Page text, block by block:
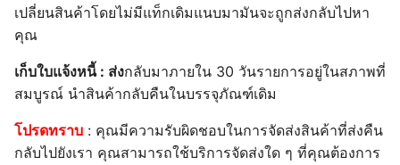
เปลี่ยนสินค้าโดยไม่มีแท็กเดิมแนบมามันจะถูกส่งกลับไปหา
คุณ
เก็บใบแจ้งหนี้ : ส่งกลับมาภายใน 30 วันรายการอยู่ในสภาพที่
สมบูรณ์ นำสินค้ากลับคืนในบรรจุภัณฑ์เดิม
โปรดทราบ : คุณมีความรับผิดชอบในการจัดส่งสินค้าที่ส่งคืน
กลับไปยังเรา คุณสามารถใช้บริการจัดส่งใด ๆ ที่คุณต้องการ